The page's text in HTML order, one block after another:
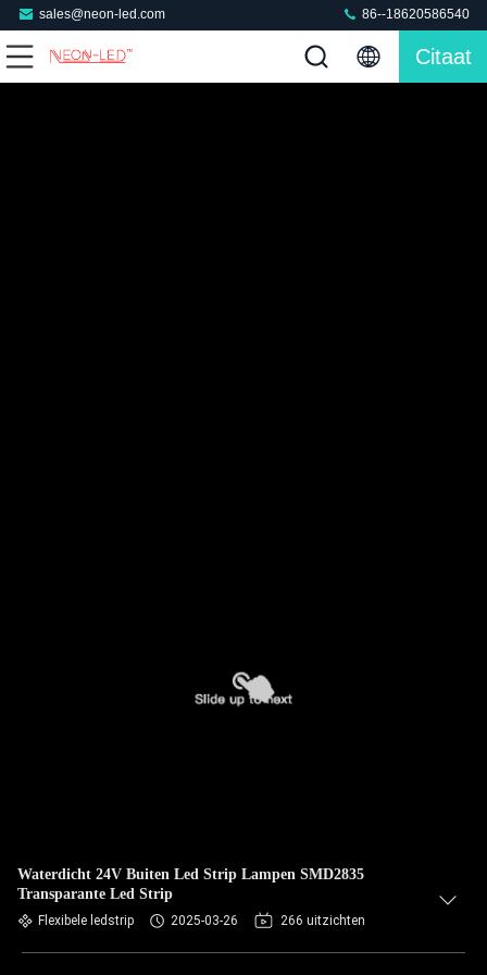
sales@neon-led.com 86--18620586540
Citaat
Waterdicht 24V Buiten Led Strip Lampen SMD2835
Transparante Led Strip
Flexibele ledstrip 2025-03-26 266 uitzichten